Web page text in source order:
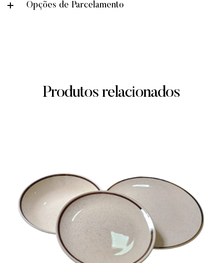
Opções de Parcelamento
Produtos relacionados